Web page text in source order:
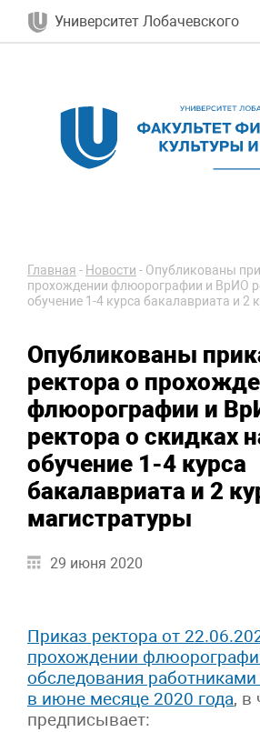
Университет Лобачевского
Главная - Новости - Опубликованы
прохождении флюорографии и ВрИО
обучение 1-4 курса бакалавриата и 2
Опубликованы
ректора о
флюорографии и
ректора о скидках
обучение 1-4 курса
бакалавриата и 2
магистратуры
29 июня 2020
Приказ ректора от
прохождении
обследования работниками
в июне месяце 2020 года, в
предписывает: